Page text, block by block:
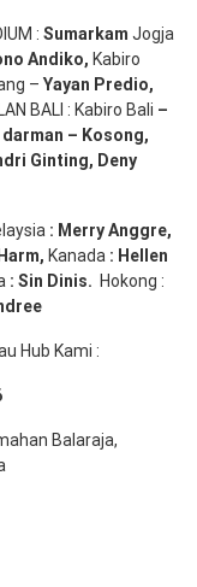
: Sumarkam Jogja
Andiko, Kabiro
– Yayan Predio,
BALI : Kabiro Bali –
darman – Kosong,
Ginting, Deny
: MerryAnggre,
Kanada : Hellen
: Sin Dinis. Hokong :
Hub Kami :
Balaraja,